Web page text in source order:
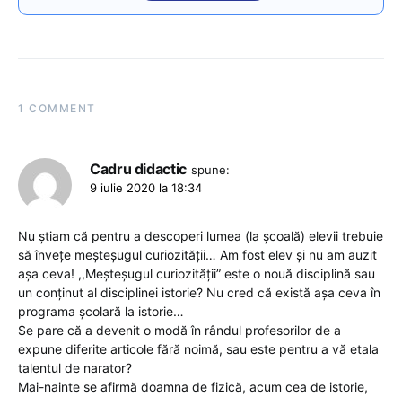
1 COMMENT
Cadru didactic spune:
9 iulie 2020 la 18:34
Nu știam că pentru a descoperi lumea (la școală) elevii trebuie
să învețe meșteșugul curiozității… Am fost elev și nu am auzit
așa ceva! ,,Meșteșugul curiozității” este o nouă disciplină sau
un conținut al disciplinei istorie? Nu cred că există așa ceva în
programa școlară la istorie…
Se pare că a devenit o modă în rândul profesorilor de a
expune diferite articole fără noimă, sau este pentru a vă etala
talentul de narator?
Mai-nainte se afirmă doamna de fizică, acum cea de istorie,